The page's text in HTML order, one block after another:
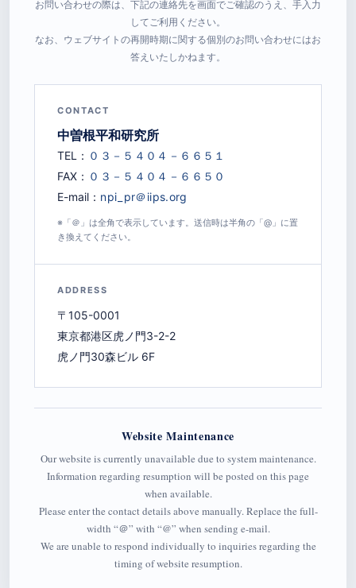
お問い合わせの際は、下記の連絡先を画面でご確認のうえ、手入力
してご利用ください。
なお、ウェブサイトの再開時期に関する個別のお問い合わせにはお
答えいたしかねます。
CONTACT
中曽根平和研究所
TEL：
FAX：
E-mail：
※「＠」は全角で表示しています。送信時は半角の「@」に置
き換えてください。
ADDRESS
〒105-0001
東京都港区虎ノ門3-2-2
虎ノ門30森ビル 6F
Website Maintenance
Our website is currently unavailable due to system maintenance.
Information regarding resumption will be posted on this page
when available.
Please enter the contact details above manually. Replace the full-
width “＠” with “@” when sending e-mail.
We are unable to respond individually to inquiries regarding the
timing of website resumption.